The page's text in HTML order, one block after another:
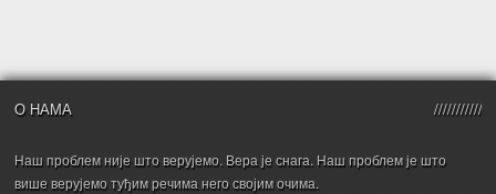
О НАМА
Наш проблем није што верујемо. Вера је снага. Наш проблем је што
више верујемо туђим речима него својим очима.